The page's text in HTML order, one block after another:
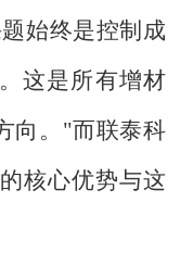
始终是控制成
这是所有增材
向。"而联泰科
核心优势与这